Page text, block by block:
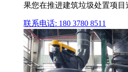
果您在推进建筑垃圾处置项目
联系电话: 180 3780 8511